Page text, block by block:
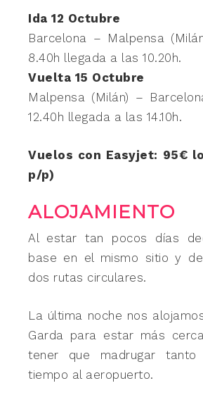
Ida 12 Octubre
Barcelona – Malpensa
8.40h llegada a las 10.20h.
Vuelta 15 Octubre
Malpensa (Milán) –
12.40h llegada a las 14.10h.
Vuelos con Easyjet: 95€
p/p)
ALOJAMIENTO
Al estar tan pocos días
base en el mismo sitio y
dos rutas circulares.
La última noche nos
Garda para estar más
tener que madrugar
tiempo al aeropuerto.